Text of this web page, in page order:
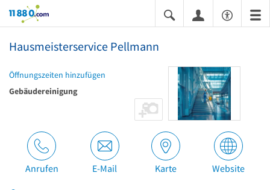
11880.com
Hausmeisterservice Pellmann
Öffnungszeiten hinzufügen
Gebäudereinigung
Anrufen E-Mail Karte Website